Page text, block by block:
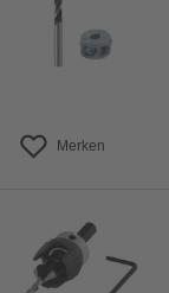
Merken